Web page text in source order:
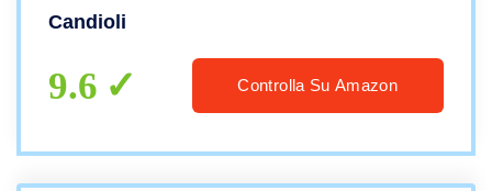
Candioli
9.6 Controlla Su Amazon